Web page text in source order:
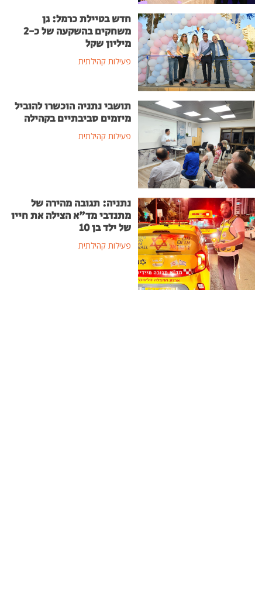
חדש בטיילת כרמל: גן
משחקים בהשקעה של כ-2
מיליון שקל
פעילות קהילתית
תושבי נתניה הוכשרו להוביל
מיזמים סביבתיים בקהילה
פעילות קהילתית
נתניה: תגובה מהירה של
מתנדבי מד"א הצילה את חייו
של ילד בן 10
פעילות קהילתית